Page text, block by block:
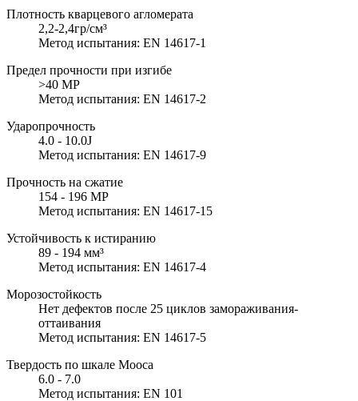
Плотность кварцевого агломерата
2,2-2,4гр/см³
Метод испытания: EN 14617-1
Предел прочности при изгибе
>40 MP
Метод испытания: EN 14617-2
Ударопрочность
4.0 - 10.0J
Метод испытания: EN 14617-9
Прочность на сжатие
154 - 196 MP
Метод испытания: EN 14617-15
Устойчивость к истиранию
89 - 194 мм³
Метод испытания: EN 14617-4
Морозостойкость
Нет дефектов после 25 циклов замораживания-
оттаивания
Метод испытания: EN 14617-5
Твердость по шкале Мооса
6.0 - 7.0
Метод испытания: EN 101